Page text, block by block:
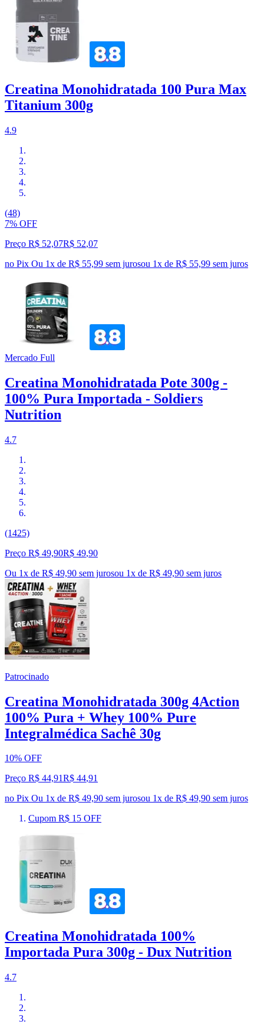
Creatina Monohidratada 100 Pura Max
Titanium 300g
4.9
(48)
7% OFF
Preço R$ 52,07R$ 52,07
no Pix Ou 1x de R$ 55,99 sem jurosou 1x de R$ 55,99 sem juros
Mercado Full
Creatina Monohidratada Pote 300g -
100% Pura Importada - Soldiers
Nutrition
4.7
(1425)
Preço R$ 49,90R$ 49,90
Ou 1x de R$ 49,90 sem jurosou 1x de R$ 49,90 sem juros
Patrocinado
Creatina Monohidratada 300g 4Action
100% Pura + Whey 100% Pure
Integralmédica Sachê 30g
10% OFF
Preço R$ 44,91R$ 44,91
no Pix Ou 1x de R$ 49,90 sem jurosou 1x de R$ 49,90 sem juros
Cupom R$ 15 OFF
Creatina Monohidratada 100%
Importada Pura 300g - Dux Nutrition
4.7